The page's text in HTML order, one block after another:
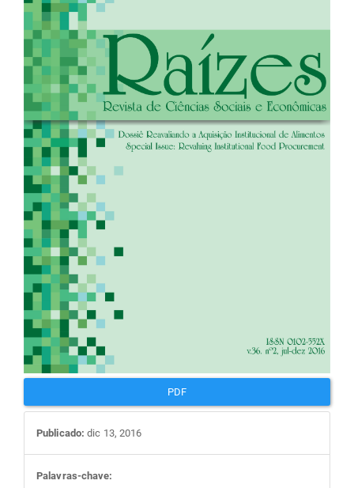
de
artigos
PDF
Publicado: dic 13, 2016
Palavras-chave: